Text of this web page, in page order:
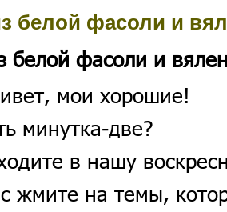
белой фасоли и
белой фасоли и
мои хорошие!
минутка-две?
в нашу
жмите на темы,